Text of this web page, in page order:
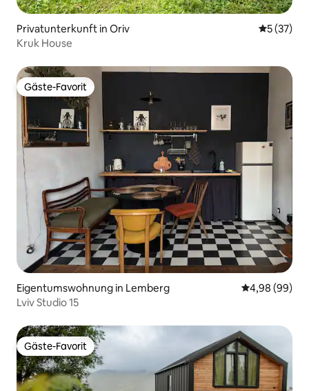
Privatunterkunft in Oriv
5 (37)
Kruk House
Gäste-Favorit
Gäste-Favorit
Eigentumswohnung in Lemberg
4,98 (99)
Lviv Studio 15
Gäste-Favorit
Gäste-Favorit